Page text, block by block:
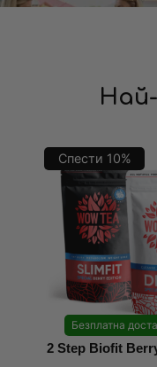
Спести 10%
Безплатна
2 Step Biofit